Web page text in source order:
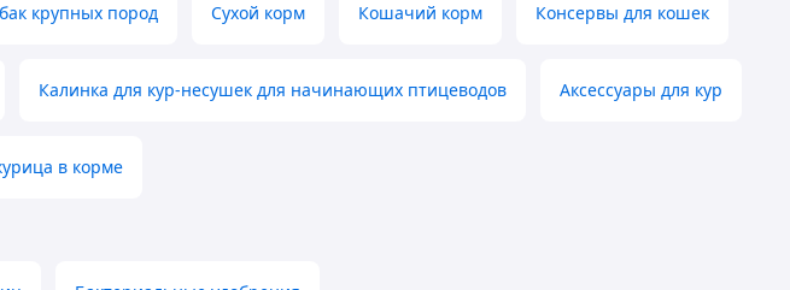
крупных пород Сухой корм Кошачий корм Консервы для кошек
Калинка для кур-несушек для начинающих птицеводов Аксессуары для кур
в корме